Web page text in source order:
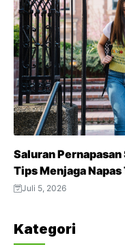
Saluran
Tips Menjaga
Aktivitas Padat
Juli 5, 2026
Kategori